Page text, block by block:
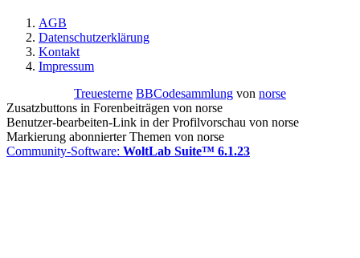
AGB
Datenschutzerklärung
Kontakt
Impressum
Treuesterne BBCodesammlung von norse
Zusatzbuttons in Forenbeiträgen von norse
Benutzer-bearbeiten-Link in der Profilvorschau von norse
Markierung abonnierter Themen von norse
Community-Software: WoltLab Suite™ 6.1.23